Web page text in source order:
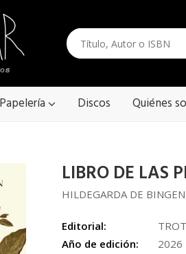
Papelería Discos Quiénes
LIBRO DE LAS
HILDEGARDA DE
Editorial:
Año de edición:
2026